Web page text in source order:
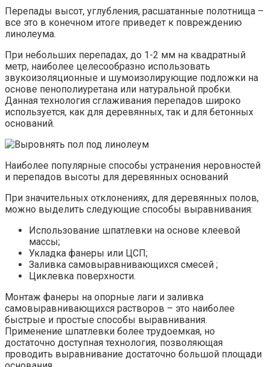
Перепады высот, углубления, расшатанные полотнища –
все это в конечном итоге приведет к повреждению
линолеума.
При небольших перепадах, до 1-2 мм на квадратный
метр, наиболее целесообразно использовать
звукоизоляционные и шумоизолирующие подложки на
основе пенополиуретана или натуральной пробки.
Данная технология сглаживания перепадов широко
используется, как для деревянных, так и для бетонных
оснований.
Наиболее популярные способы устранения неровностей
и перепадов высоты для деревянных оснований
При значительных отклонениях, для деревянных полов,
можно выделить следующие способы выравнивания:
Использование шпатлевки на основе клеевой
массы;
Укладка фанеры или ЦСП;
Заливка самовыравнивающихся смесей ;
Циклевка поверхности.
Монтаж фанеры на опорные лаги и заливка
самовыравнивающихся растворов – это наиболее
быстрые и простые способы выравнивания.
Применение шпатлевки более трудоемкая, но
достаточно доступная технология, позволяющая
проводить выравнивание достаточно большой площади